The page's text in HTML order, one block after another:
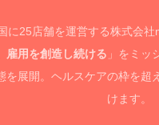
に25店舗を運営する株式会社
雇用を創造し続ける 」をミッ
を展開。ヘルスケアの枠を
けます。